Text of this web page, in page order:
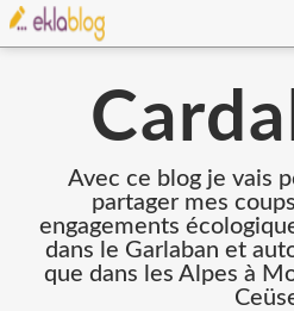
Avec ce blog je vais
partager mes
engagements
dans le Garlaban et
que dans les Alpes à